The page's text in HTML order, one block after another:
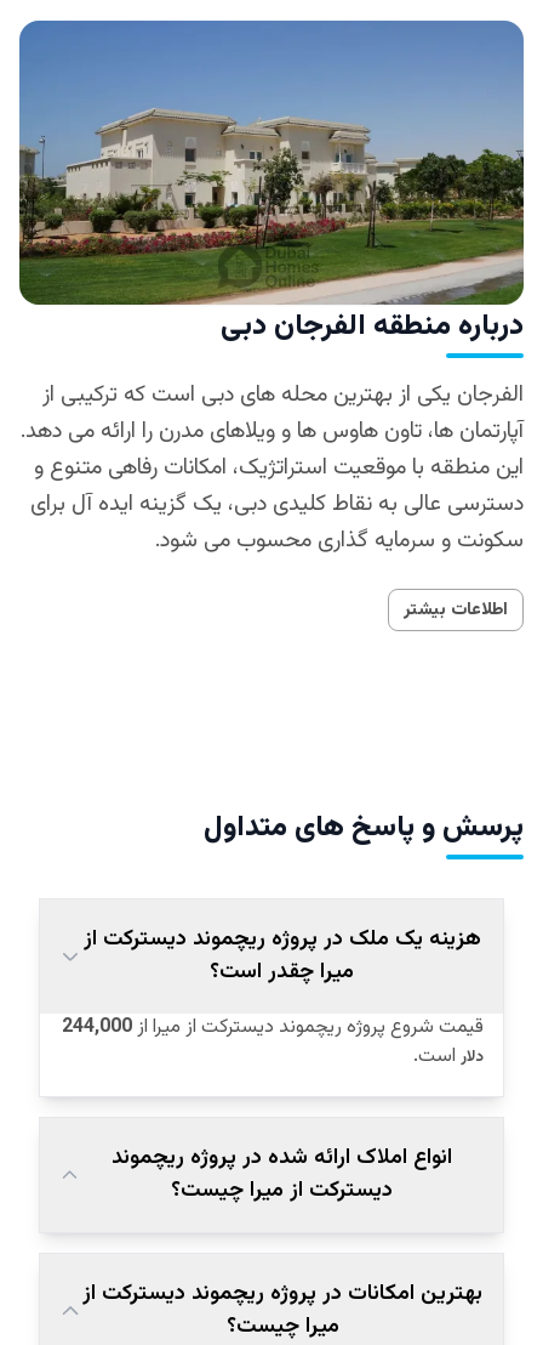
درباره منطقه الفرجان دبی
الفرجان یکی از بهترین محله‌ های دبی است که ترکیبی از
آپارتمان‌ ها، تاون‌ هاوس‌ ها و ویلاهای مدرن را ارائه می‌ دهد.
این منطقه با موقعیت استراتژیک، امکانات رفاهی متنوع و
دسترسی عالی به نقاط کلیدی دبی، یک گزینه ایده‌ آل برای
سکونت و سرمایه‌ گذاری محسوب می‌ شود.
اطلاعات بیشتر
پرسش و پاسخ های متداول
هزینه یک ملک در پروژه ریچموند دیسترکت از
میرا چقدر است؟
قیمت شروع پروژه ریچموند دیسترکت از میرا از244,000
دلار است.
انواع املاک ارائه شده در پروژه ریچموند
دیسترکت از میرا چیست؟
بهترین امکانات در پروژه ریچموند دیسترکت از
میرا چیست؟